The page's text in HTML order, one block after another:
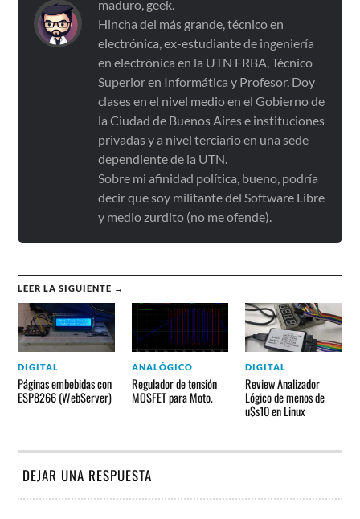
maduro, geek.
Hincha del más grande, técnico en
electrónica, ex-estudiante de ingeniería
en electrónica en la UTN FRBA, Técnico
Superior en Informática y Profesor. Doy
clases en el nivel medio en el Gobierno de
la Ciudad de Buenos Aires e instituciones
privadas y a nivel terciario en una sede
dependiente de la UTN.
Sobre mi afinidad política, bueno, podría
decir que soy militante del Software Libre
y medio zurdito (no me ofende).
LEER LA SIGUIENTE →
DIGITAL
Páginas embebidas con
ESP8266 (WebServer)
ANALÓGICO
Regulador de tensión
MOSFET para Moto.
DIGITAL
Review Analizador
Lógico de menos de
u$s10 en Linux
DEJAR UNA RESPUESTA